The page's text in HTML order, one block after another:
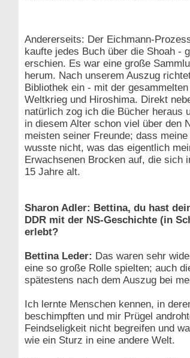
Andererseits: Der Eichmann-
kaufte jedes Buch über die Shoah -
erschien. Es war eine große
herum. Nach unserem Auszug
Bibliothek ein - mit der
Weltkrieg und Hiroshima. Direkt
natürlich zog ich die Bücher heraus
in diesem Alter schon viel über den
meisten seiner Freunde; dass
wusste nicht, was das eigentlich
Erwachsenen Brocken auf, die
15 Jahre alt.
Sharon Adler: Bettina, du hast
DDR mit der NS-Geschichte (in
erlebt?
Bettina Leder: Das waren sehr
eine so große Rolle spielten; auch
spätestens nach dem Auszug bei
Ich lernte Menschen kennen, in
beschimpften und mir Prügel
Feindseligkeit nicht begreifen und
wie ein Sturz in eine andere Welt.